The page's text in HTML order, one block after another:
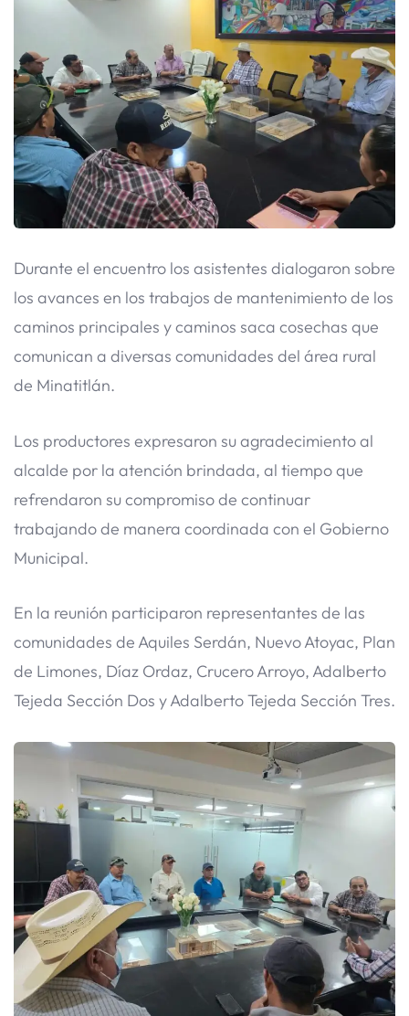
Durante el encuentro los asistentes dialogaron sobre
los avances en los trabajos de mantenimiento de los
caminos principales y caminos saca cosechas que
comunican a diversas comunidades del área rural
de Minatitlán.
Los productores expresaron su agradecimiento al
alcalde por la atención brindada, al tiempo que
refrendaron su compromiso de continuar
trabajando de manera coordinada con el Gobierno
Municipal.
En la reunión participaron representantes de las
comunidades de Aquiles Serdán, Nuevo Atoyac, Plan
de Limones, Díaz Ordaz, Crucero Arroyo, Adalberto
Tejeda Sección Dos y Adalberto Tejeda Sección Tres.